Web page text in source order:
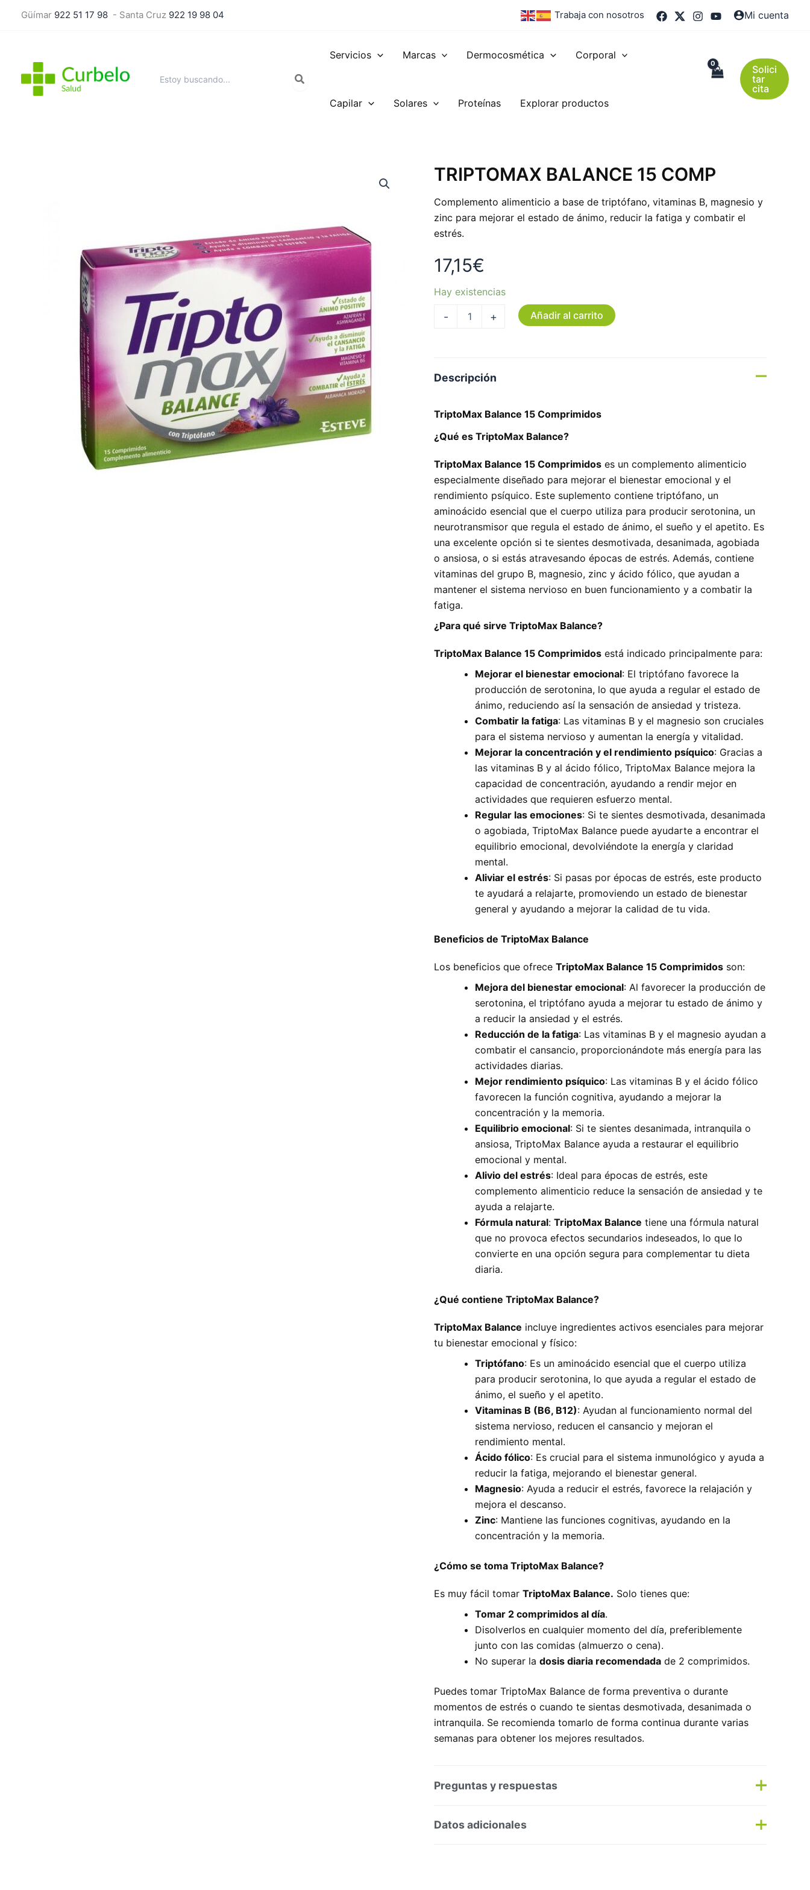
Güímar 922 51 17 98 - Santa Cruz 922 19 98 04 Trabaja con nosotros Mi cuenta
por:
Servicios Marcas Dermocosmética Corporal
Capilar Solares Proteínas Explorar productos
Solici
tar
cita
TRIPTOMAX BALANCE 15 COMP
Complemento alimenticio a base de triptófano, vitaminas B, magnesio y
zinc para mejorar el estado de ánimo, reducir la fatiga y combatir el
estrés.
17,15€
Hay existencias
-
TRIPTOMAX
BALANCE
COMP
cantidad
+ Añadir al carrito
Descripción
TriptoMax Balance 15 Comprimidos
¿Qué es TriptoMax Balance?
TriptoMax Balance 15 Comprimidos es un complemento alimenticio
especialmente diseñado para mejorar el bienestar emocional y el
rendimiento psíquico. Este suplemento contiene triptófano, un
aminoácido esencial que el cuerpo utiliza para producir serotonina, un
neurotransmisor que regula el estado de ánimo, el sueño y el apetito. Es
una excelente opción si te sientes desmotivada, desanimada, agobiada
o ansiosa, o si estás atravesando épocas de estrés. Además, contiene
vitaminas del grupo B, magnesio, zinc y ácido fólico, que ayudan a
mantener el sistema nervioso en buen funcionamiento y a combatir la
fatiga.
¿Para qué sirve TriptoMax Balance?
TriptoMax Balance 15 Comprimidos está indicado principalmente para:
Mejorar el bienestar emocional: El triptófano favorece la
producción de serotonina, lo que ayuda a regular el estado de
ánimo, reduciendo así la sensación de ansiedad y tristeza.
Combatir la fatiga: Las vitaminas B y el magnesio son cruciales
para el sistema nervioso y aumentan la energía y vitalidad.
Mejorar la concentración y el rendimiento psíquico: Gracias a
las vitaminas B y al ácido fólico, TriptoMax Balance mejora la
capacidad de concentración, ayudando a rendir mejor en
actividades que requieren esfuerzo mental.
Regular las emociones: Si te sientes desmotivada, desanimada
o agobiada, TriptoMax Balance puede ayudarte a encontrar el
equilibrio emocional, devolviéndote la energía y claridad
mental.
Aliviar el estrés: Si pasas por épocas de estrés, este producto
te ayudará a relajarte, promoviendo un estado de bienestar
general y ayudando a mejorar la calidad de tu vida.
Beneficios de TriptoMax Balance
Los beneficios que ofrece TriptoMax Balance 15 Comprimidos son:
Mejora del bienestar emocional: Al favorecer la producción de
serotonina, el triptófano ayuda a mejorar tu estado de ánimo y
a reducir la ansiedad y el estrés.
Reducción de la fatiga: Las vitaminas B y el magnesio ayudan a
combatir el cansancio, proporcionándote más energía para las
actividades diarias.
Mejor rendimiento psíquico: Las vitaminas B y el ácido fólico
favorecen la función cognitiva, ayudando a mejorar la
concentración y la memoria.
Equilibrio emocional: Si te sientes desanimada, intranquila o
ansiosa, TriptoMax Balance ayuda a restaurar el equilibrio
emocional y mental.
Alivio del estrés: Ideal para épocas de estrés, este
complemento alimenticio reduce la sensación de ansiedad y te
ayuda a relajarte.
Fórmula natural: TriptoMax Balance tiene una fórmula natural
que no provoca efectos secundarios indeseados, lo que lo
convierte en una opción segura para complementar tu dieta
diaria.
¿Qué contiene TriptoMax Balance?
TriptoMax Balance incluye ingredientes activos esenciales para mejorar
tu bienestar emocional y físico:
Triptófano: Es un aminoácido esencial que el cuerpo utiliza
para producir serotonina, lo que ayuda a regular el estado de
ánimo, el sueño y el apetito.
Vitaminas B (B6, B12): Ayudan al funcionamiento normal del
sistema nervioso, reducen el cansancio y mejoran el
rendimiento mental.
Ácido fólico: Es crucial para el sistema inmunológico y ayuda a
reducir la fatiga, mejorando el bienestar general.
Magnesio: Ayuda a reducir el estrés, favorece la relajación y
mejora el descanso.
Zinc: Mantiene las funciones cognitivas, ayudando en la
concentración y la memoria.
¿Cómo se toma TriptoMax Balance?
Es muy fácil tomar TriptoMax Balance. Solo tienes que:
Tomar 2 comprimidos al día.
Disolverlos en cualquier momento del día, preferiblemente
junto con las comidas (almuerzo o cena).
No superar la dosis diaria recomendada de 2 comprimidos.
Puedes tomar TriptoMax Balance de forma preventiva o durante
momentos de estrés o cuando te sientas desmotivada, desanimada o
intranquila. Se recomienda tomarlo de forma continua durante varias
semanas para obtener los mejores resultados.
Preguntas y respuestas
Preguntas y respuestas
Datos adicionales